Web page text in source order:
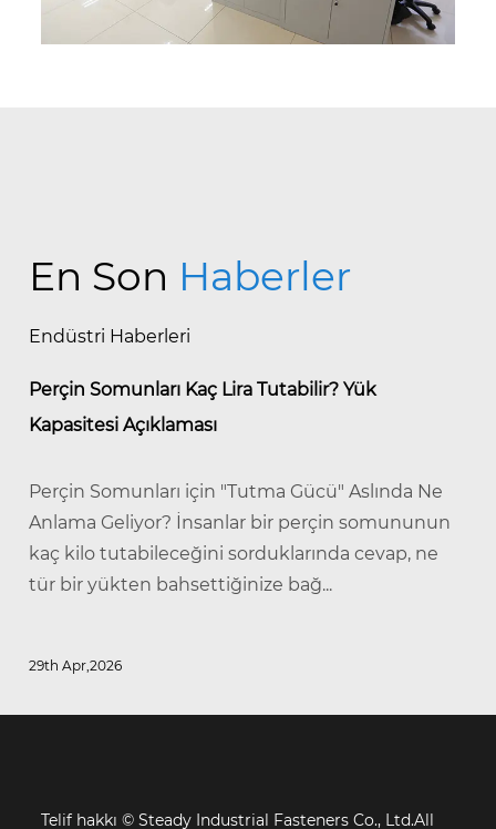
En Son Haberler
Endüstri Haberleri
Perçin Somunları Kaç Lira Tutabilir? Yük
Kapasitesi Açıklaması
Perçin Somunları için "Tutma Gücü" Aslında Ne
Anlama Geliyor? İnsanlar bir perçin somununun
kaç kilo tutabileceğini sorduklarında cevap, ne
tür bir yükten bahsettiğinize bağ...
29th Apr,2026
Telif hakkı ©Steady Industrial Fasteners Co., Ltd.All